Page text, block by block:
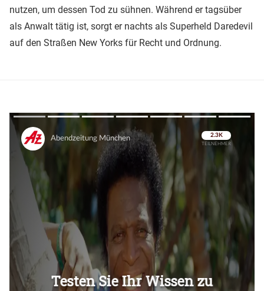
nutzen, um dessen Tod zu sühnen. Während er tagsüber
als Anwalt tätig ist, sorgt er nachts als Superheld Daredevil
auf den Straßen New Yorks für Recht und Ordnung.
Überspringen
Überspringen